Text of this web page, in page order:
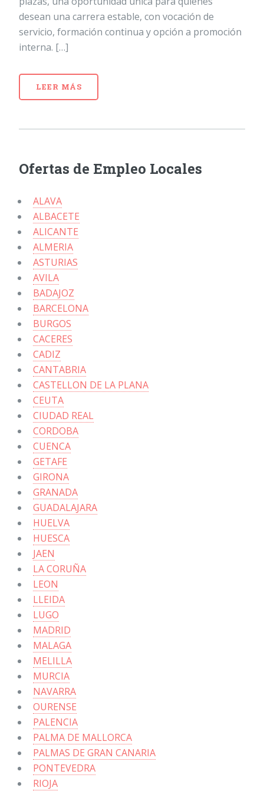
desean una carrera estable, con vocación de
servicio, formación continua y opción a promoción
interna. […]
LEER MÁS
Ofertas de Empleo Locales
ALAVA
ALBACETE
ALICANTE
ALMERIA
ASTURIAS
AVILA
BADAJOZ
BARCELONA
BURGOS
CACERES
CADIZ
CANTABRIA
CASTELLON DE LA PLANA
CEUTA
CIUDAD REAL
CORDOBA
CUENCA
GETAFE
GIRONA
GRANADA
GUADALAJARA
HUELVA
HUESCA
JAEN
LA CORUÑA
LEON
LLEIDA
LUGO
MADRID
MALAGA
MELILLA
MURCIA
NAVARRA
OURENSE
PALENCIA
PALMA DE MALLORCA
PALMAS DE GRAN CANARIA
PONTEVEDRA
RIOJA